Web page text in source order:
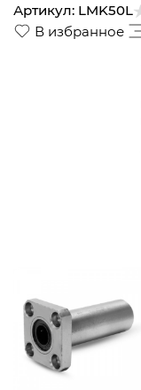
В избранное
Артикул: LMK50L